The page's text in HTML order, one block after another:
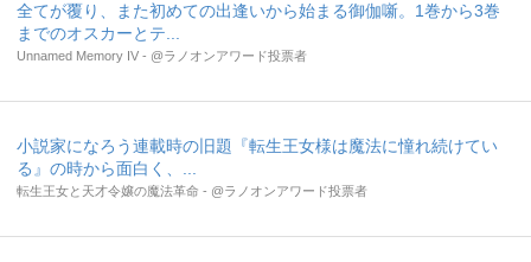
全てが覆り、また初めての出逢いから始まる御伽噺。1巻から3巻
までのオスカーとテ...
Unnamed Memory IV - @ラノオンアワード投票者
小説家になろう連載時の旧題『転生王女様は魔法に憧れ続けてい
る』の時から面白く、...
転生王女と天才令嬢の魔法革命 - @ラノオンアワード投票者